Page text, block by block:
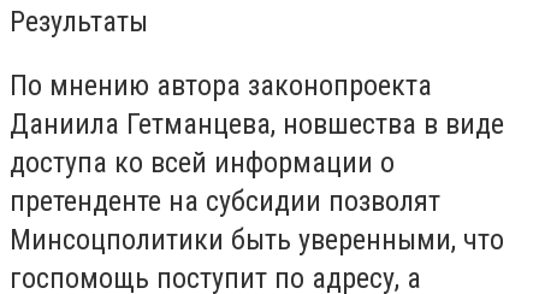
Результаты
По мнению автора законопроекта
Даниила Гетманцева, новшества в виде
доступа ко всей информации о
претенденте на субсидии позволят
Минсоцполитики быть уверенными, что
госпомощь поступит по адресу, а